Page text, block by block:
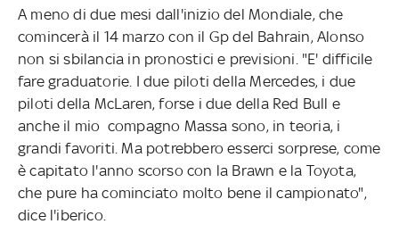
A meno di due mesi dall'inizio del Mondiale, che
comincerà il 14 marzo con il Gp del Bahrain, Alonso
non si sbilancia in pronostici e previsioni. "E' difficile
fare graduatorie. I due piloti della Mercedes, i due
piloti della McLaren, forse i due della Red Bull e
anche il mio compagno Massa sono, in teoria, i
grandi favoriti. Ma potrebbero esserci sorprese, come
è capitato l'anno scorso con la Brawn e la Toyota,
che pure ha cominciato molto bene il campionato",
dice l'iberico.